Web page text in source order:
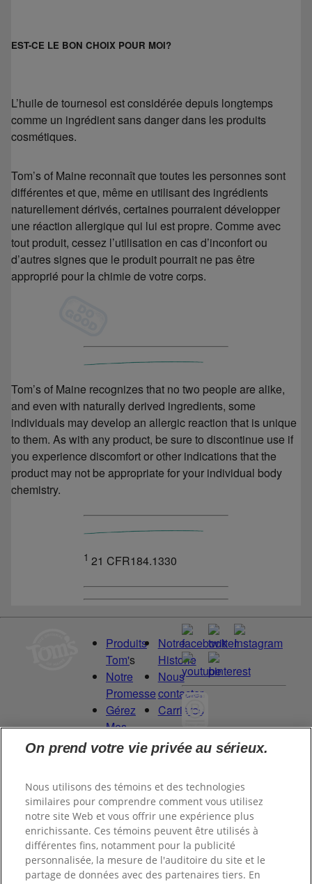
EST-CE LE BON CHOIX POUR MOI?
L’huile de tournesol est considérée depuis longtemps
comme un ingrédient sans danger dans les produits
cosmétiques.
Tom’s of Maine reconnaît que toutes les personnes sont
différentes et que, même en utilisant des ingrédients
naturellement dérivés, certaines pourraient développer
une réaction allergique qui lui est propre. Comme avec
tout produit, cessez l’utilisation en cas d’inconfort ou
d’autres signes que le produit pourrait ne pas être
approprié pour la chimie de votre corps.
Tom’s of Maine recognizes that no two people are alike,
and even with naturally derived ingredients, some
individuals may develop an allergic reaction that is unique
to them. As with any product, be sure to discontinue use if
you experience discomfort or other indications that the
product may not be appropriate for your individual body
chemistry.
1 21 CFR184.1330
Produits
Tom's
Notre
Promesse
Gérez
Mes
Droits
Notre
Historie
Nous
contacter
Carrières
Committed to
for Good.
Proud to be a
Certified B
Corporation®.
On prend votre vie privée au sérieux.
Nous utilisons des témoins et des technologies
similaires pour comprendre comment vous utilisez
notre site Web et vous offrir une expérience plus
enrichissante. Ces témoins peuvent être utilisés à
différentes fins, notamment pour la publicité
personnalisée, la mesure de l'auditoire du site et le
partage de données avec des partenaires tiers. En